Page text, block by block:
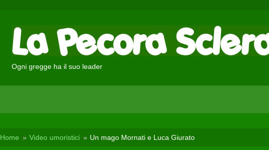
Ogni gregge ha il suo leader
Home Video umoristici Un mago Mornati e Luca Giurato